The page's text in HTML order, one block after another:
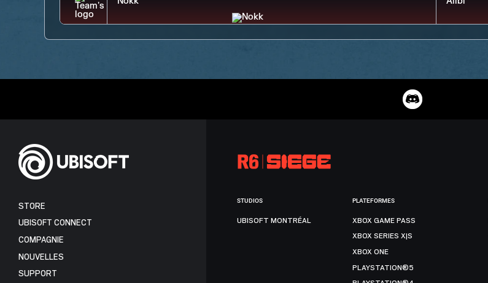
STORE
UBISOFT CONNECT
COMPAGNIE
NOUVELLES
SUPPORT
STUDIOS
UBISOFT MONTRÉAL
PLATEFORMES
XBOX GAME PASS
XBOX SERIES X|S
XBOX ONE
PLAYSTATION®5